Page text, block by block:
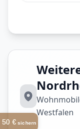
Westfalen
50 €sichern